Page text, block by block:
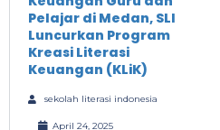
Pelajar di Medan, SLI
Luncurkan Program
Kreasi Literasi
Keuangan (KLiK)
sekolah literasi indonesia
April 24, 2025